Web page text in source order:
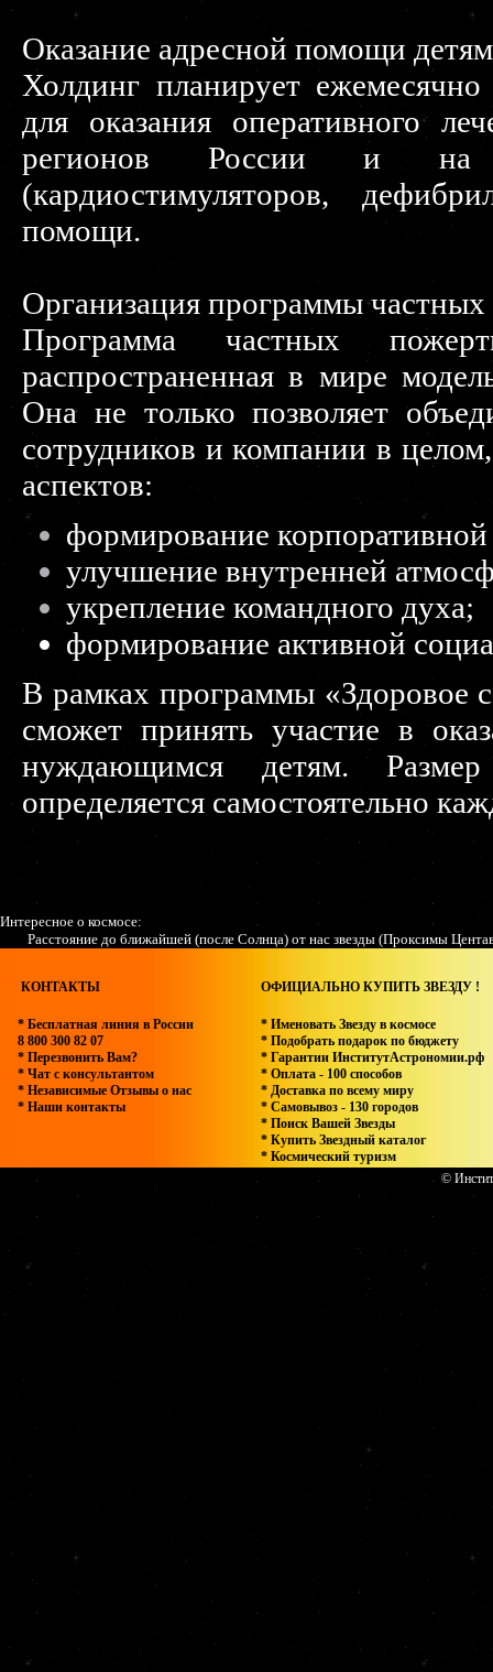
Оказание адресной помощи детям
Холдинг планирует
для оказания оперативного
регионов России и на
(кардиостимуляторов,
помощи.
Организация программы
Программа частных
распространенная в мире
Она не только позволяет
сотрудников и компании в
аспектов:
формирование
улучшение внутренней
укрепление командного духа;
формирование активной
В рамках программы «Здоровое
сможет принять участие в
нуждающимся детям.
определяется самостоятельно
Интересное о космосе:
Расстояние до ближайшей (после Солнца) от нас звезды (Проксимы
КОНТАКТЫ ОФИЦИАЛЬНО КУПИТЬ ЗВЕЗДУ !
* Бесплатная линия в России
8 800 300 82 07
* Перезвонить Вам?
* Чат с консультантом
* Независимые Отзывы о нас
* Наши контакты
* Именовать Звезду в космосе
* Подобрать подарок по бюджету
* Гарантии ИнститутАстрономии.рф
* Оплата - 100 способов
* Доставка по всему миру
* Самовывоз - 130 городов
* Поиск Вашей Звезды
* Купить Звездный каталог
* Космический туризм
©